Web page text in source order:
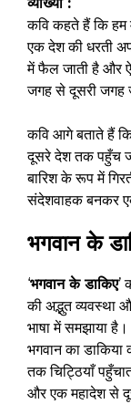
कवि कहते हैं कि हम
एक देश की धरती
में फैल जाती है और
जगह से दूसरी जगह
कवि आगे बताते हैं
दूसरे देश तक पहुँच
बारिश के रूप में
संदेशवाहक बनकर
भगवान के
‘भगवान के डाकिए’
की अद्भुत
भाषा में समझाया
भगवान का
तक चिट्ठियाँ
और एक महादेश से